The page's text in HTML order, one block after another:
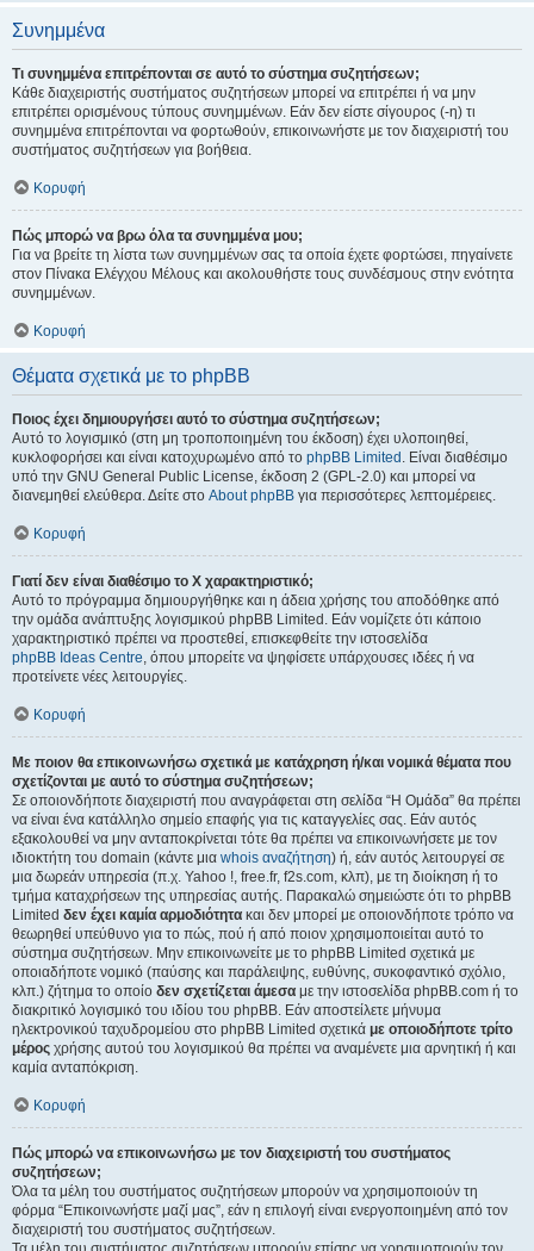
Συνημμένα
Τι συνημμένα επιτρέπονται σε αυτό το σύστημα συζητήσεων;
Κάθε διαχειριστής συστήματος συζητήσεων μπορεί να επιτρέπει ή να μην
επιτρέπει ορισμένους τύπους συνημμένων. Εάν δεν είστε σίγουρος (-η) τι
συνημμένα επιτρέπονται να φορτωθούν, επικοινωνήστε με τον διαχειριστή του
συστήματος συζητήσεων για βοήθεια.
Κορυφή
Πώς μπορώ να βρω όλα τα συνημμένα μου;
Για να βρείτε τη λίστα των συνημμένων σας τα οποία έχετε φορτώσει, πηγαίνετε
στον Πίνακα Ελέγχου Μέλους και ακολουθήστε τους συνδέσμους στην ενότητα
συνημμένων.
Κορυφή
Θέματα σχετικά με το phpBB
Ποιος έχει δημιουργήσει αυτό το σύστημα συζητήσεων;
Αυτό το λογισμικό (στη μη τροποποιημένη του έκδοση) έχει υλοποιηθεί,
κυκλοφορήσει και είναι κατοχυρωμένο από το phpBB Limited . Είναι διαθέσιμο
υπό την GNU General Public License, έκδοση 2 (GPL-2.0) και μπορεί να
διανεμηθεί ελεύθερα. Δείτε στο About phpBB για περισσότερες λεπτομέρειες.
Κορυφή
Γιατί δεν είναι διαθέσιμο το Χ χαρακτηριστικό;
Αυτό το πρόγραμμα δημιουργήθηκε και η άδεια χρήσης του αποδόθηκε από
την ομάδα ανάπτυξης λογισμικού phpBB Limited. Εάν νομίζετε ότι κάποιο
χαρακτηριστικό πρέπει να προστεθεί, επισκεφθείτε την ιστοσελίδα
phpBB Ideas Centre, όπου μπορείτε να ψηφίσετε υπάρχουσες ιδέες ή να
προτείνετε νέες λειτουργίες.
Κορυφή
Με ποιον θα επικοινωνήσω σχετικά με κατάχρηση ή/και νομικά θέματα που
σχετίζονται με αυτό το σύστημα συζητήσεων;
Σε οποιονδήποτε διαχειριστή που αναγράφεται στη σελίδα “Η Ομάδα” θα πρέπει
να είναι ένα κατάλληλο σημείο επαφής για τις καταγγελίες σας. Εάν αυτός
εξακολουθεί να μην ανταποκρίνεται τότε θα πρέπει να επικοινωνήσετε με τον
ιδιοκτήτη του domain (κάντε μια whois αναζήτηση) ή, εάν αυτός λειτουργεί σε
μια δωρεάν υπηρεσία (π.χ. Yahoo !, free.fr, f2s.com, κλπ), με τη διοίκηση ή το
τμήμα καταχρήσεων της υπηρεσίας αυτής. Παρακαλώ σημειώστε ότι το phpBB
Limited δεν έχει καμία αρμοδιότητα και δεν μπορεί με οποιονδήποτε τρόπο να
θεωρηθεί υπεύθυνο για το πώς, πού ή από ποιον χρησιμοποιείται αυτό το
σύστημα συζητήσεων. Μην επικοινωνείτε με το phpBB Limited σχετικά με
οποιαδήποτε νομικό (παύσης και παράλειψης, ευθύνης, συκοφαντικό σχόλιο,
κλπ.) ζήτημα το οποίο δεν σχετίζεται άμεσα με την ιστοσελίδα phpBB.com ή το
διακριτικό λογισμικό του ιδίου του phpBB. Εάν αποστείλετε μήνυμα
ηλεκτρονικού ταχυδρομείου στο phpBB Limited σχετικά με οποιοδήποτε τρίτο
μέρος χρήσης αυτού του λογισμικού θα πρέπει να αναμένετε μια αρνητική ή και
καμία ανταπόκριση.
Κορυφή
Πώς μπορώ να επικοινωνήσω με τον διαχειριστή του συστήματος
συζητήσεων;
Όλα τα μέλη του συστήματος συζητήσεων μπορούν να χρησιμοποιούν τη
φόρμα “Επικοινωνήστε μαζί μας”, εάν η επιλογή είναι ενεργοποιημένη από τον
διαχειριστή του συστήματος συζητήσεων.